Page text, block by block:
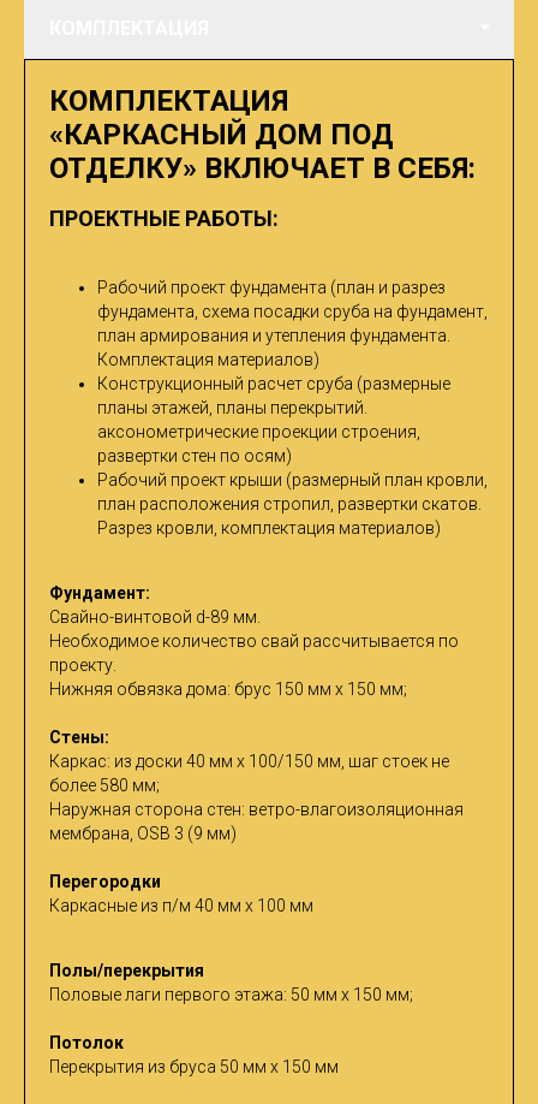
КОМПЛЕКТАЦИЯ
«КАРКАСНЫЙ ДОМ ПОД
ОТДЕЛКУ» ВКЛЮЧАЕТ В СЕБЯ:
ПРОЕКТНЫЕ РАБОТЫ:
Рабочий проект фундамента (план и разрез
фундамента, схема посадки сруба на фундамент,
план армирования и утепления фундамента.
Комплектация материалов)
Конструкционный расчет сруба (размерные
планы этажей, планы перекрытий.
аксонометрические проекции строения,
развертки стен по осям)
Рабочий проект крыши (размерный план кровли,
план расположения стропил, развертки скатов.
Разрез кровли, комплектация материалов)
Фундамент:
Cвайно-винтовой d-89 мм.
Необходимое количество свай рассчитывается по
проекту.
Нижняя обвязка дома: брус 150 мм х 150 мм;
Стены:
Каркас: из доски 40 мм х 100/150 мм, шаг стоек не
более 580 мм;
Наружная сторона стен: ветро-влагоизоляционная
мембрана, OSB 3 (9 мм)
Перегородки
Каркасные из п/м 40 мм х 100 мм
Полы/перекрытия
Половые лаги первого этажа: 50 мм х 150 мм;
Потолок
Перекрытия из бруса 50 мм х 150 мм